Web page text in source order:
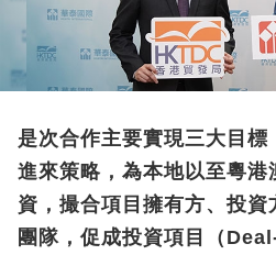
是次合作主要實現三大目標
進來策略，為本地以至粵
資，撮合項目擁有方、投
團隊，促成投資項目（